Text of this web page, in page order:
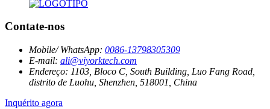
Contate-nos
Mobile/ WhatsApp: 0086-13798305309
E-mail: ali@viyorktech.com
Endereço: 1103, Bloco C, South Building, Luo Fang Road,
distrito de Luohu, Shenzhen, 518001, China
Inquérito agora